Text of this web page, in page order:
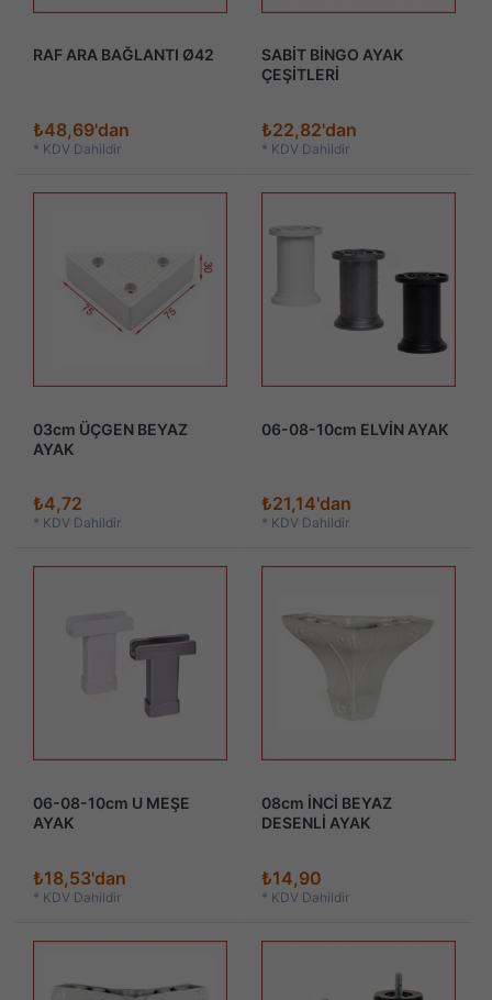
RAF ARA BAĞLANTI Ø42
₺48,69'dan
* KDV Dahildir
SABİT BİNGO AYAK
ÇEŞİTLERİ
₺22,82'dan
* KDV Dahildir
03cm ÜÇGEN BEYAZ
AYAK
₺4,72
* KDV Dahildir
06-08-10cm ELVİN AYAK
₺21,14'dan
* KDV Dahildir
06-08-10cm U MEŞE
AYAK
₺18,53'dan
* KDV Dahildir
08cm İNCİ BEYAZ
DESENLİ AYAK
₺14,90
* KDV Dahildir